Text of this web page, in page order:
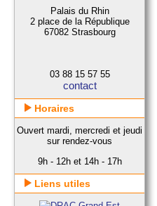
Palais du Rhin
2 place de la République
67082 Strasbourg
03 88 15 57 55
contact
Horaires
Ouvert mardi, mercredi et jeudi
sur rendez-vous
9h - 12h et 14h - 17h
Liens utiles